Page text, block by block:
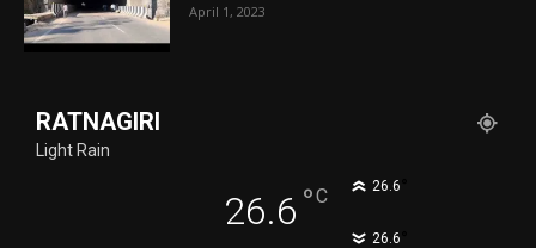
April 1, 2023
RATNAGIRI
Light Rain
26.6 °C 26.6
26.6